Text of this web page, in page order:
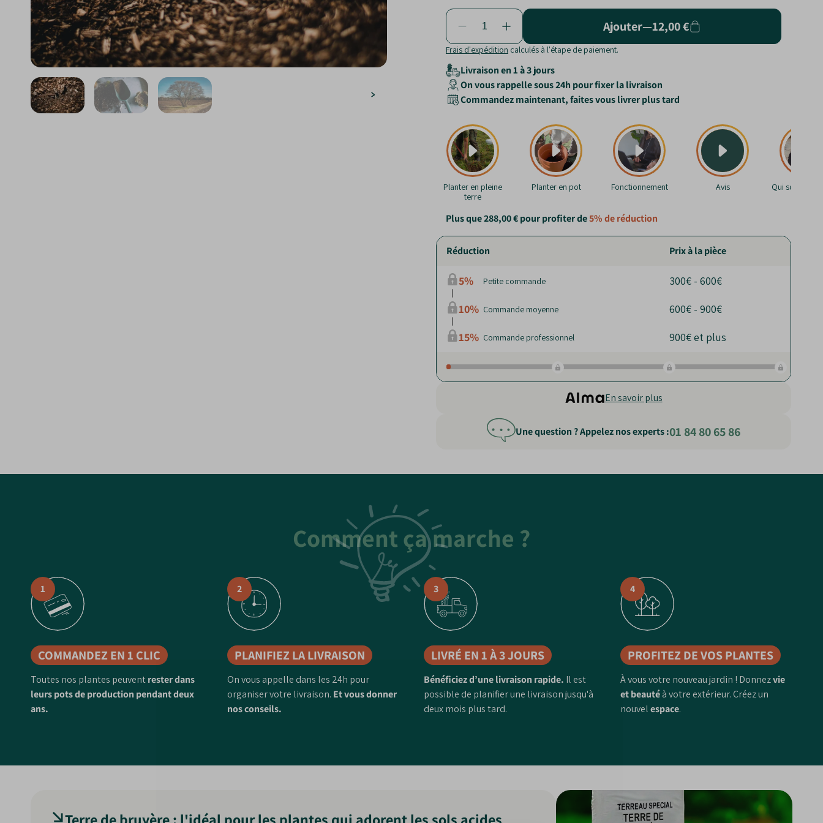
Ajouter—12,00 €
Frais d'expédition calculés à l'étape de paiement.
Livraison en 1 à 3 jours
On vous rappelle sous 24h pour fixer la livraison
Commandez maintenant, faites vous livrer plus tard
Planter en pleine
terre
Planter en pot Fonctionnement Avis Qui sommes-
Plus que288,00 €pour profiter de5%de réduction
Réduction Prix à la pièce
5% Petite commande
300€ - 600€
10% Commande moyenne
600€ - 900€
15% Commande professionnel 900€ et plus
En savoir plus
Une question ? Appelez nos experts :01 84 80 65 86
Comment ça marche ?
1
COMMANDEZ EN 1 CLIC
Toutes nos plantes peuventrester dans
leurs pots de production pendant deux
ans.
2
PLANIFIEZ LA LIVRAISON
On vous appelle dans les 24h pour
organiser votre livraison. Et vous donner
nos conseils.
3
LIVRÉ EN 1 À 3 JOURS
Bénéficiez d’une livraison rapide. Il est
possible de planifier une livraison jusqu'à
deux mois plus tard.
4
PROFITEZ DE VOS PLANTES
À vous votre nouveau jardin ! Donnezvie
et beautéà votre extérieur. Créez un
nouvelespace.